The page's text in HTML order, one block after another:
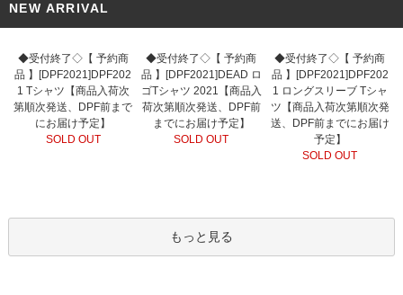
NEW ARRIVAL
◆受付終了◇【 予約商
品 】[DPF2021]DPF202
1 Tシャツ【商品入荷次
第順次発送、DPF前まで
にお届け予定】
SOLD OUT
◆受付終了◇【 予約商
品 】[DPF2021]DEAD ロ
ゴTシャツ 2021【商品入
荷次第順次発送、DPF前
までにお届け予定】
SOLD OUT
◆受付終了◇【 予約商
品 】[DPF2021]DPF202
1 ロングスリーブ Tシャ
ツ【商品入荷次第順次発
送、DPF前までにお届け
予定】
SOLD OUT
もっと見る